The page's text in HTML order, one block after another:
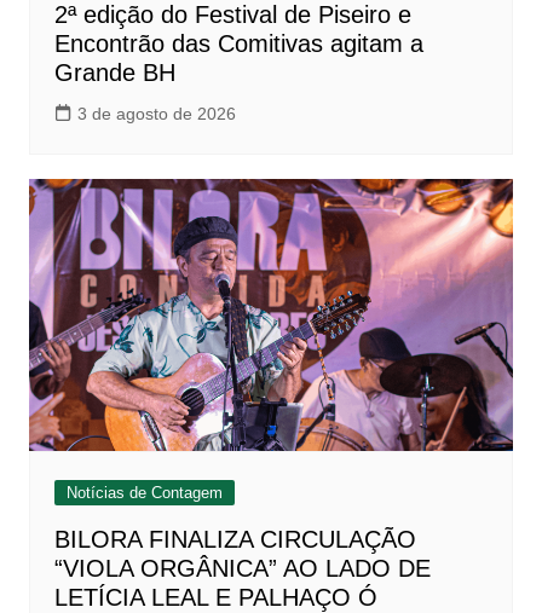
2ª edição do Festival de Piseiro e
Encontrão das Comitivas agitam a
Grande BH
3 de agosto de 2026
Notícias de Contagem
BILORA FINALIZA CIRCULAÇÃO
“VIOLA ORGÂNICA” AO LADO DE
LETÍCIA LEAL E PALHAÇO Ó